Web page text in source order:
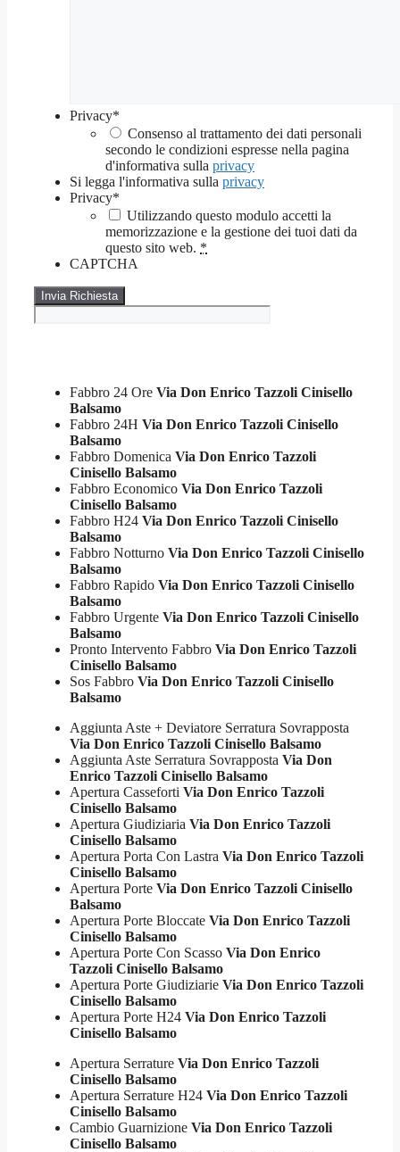
Privacy*
Consenso al trattamento dei dati personali
secondo le condizioni espresse nella pagina
d'informativa sulla privacy
Si legga l'informativa sulla privacy
Privacy*
Utilizzando questo modulo accetti la
memorizzazione e la gestione dei tuoi dati da
questo sito web. *
CAPTCHA
Fabbro 24 Ore Via Don Enrico Tazzoli Cinisello
Balsamo
Fabbro 24H Via Don Enrico Tazzoli Cinisello
Balsamo
Fabbro Domenica Via Don Enrico Tazzoli
Cinisello Balsamo
Fabbro Economico Via Don Enrico Tazzoli
Cinisello Balsamo
Fabbro H24 Via Don Enrico Tazzoli Cinisello
Balsamo
Fabbro Notturno Via Don Enrico Tazzoli Cinisello
Balsamo
Fabbro Rapido Via Don Enrico Tazzoli Cinisello
Balsamo
Fabbro Urgente Via Don Enrico Tazzoli Cinisello
Balsamo
Pronto Intervento Fabbro Via Don Enrico Tazzoli
Cinisello Balsamo
Sos Fabbro Via Don Enrico Tazzoli Cinisello
Balsamo
Aggiunta Aste + Deviatore Serratura Sovrapposta
Via Don Enrico Tazzoli Cinisello Balsamo
Aggiunta Aste Serratura Sovrapposta Via Don
Enrico Tazzoli Cinisello Balsamo
Apertura Casseforti Via Don Enrico Tazzoli
Cinisello Balsamo
Apertura Giudiziaria Via Don Enrico Tazzoli
Cinisello Balsamo
Apertura Porta Con Lastra Via Don Enrico Tazzoli
Cinisello Balsamo
Apertura Porte Via Don Enrico Tazzoli Cinisello
Balsamo
Apertura Porte Bloccate Via Don Enrico Tazzoli
Cinisello Balsamo
Apertura Porte Con Scasso Via Don Enrico
Tazzoli Cinisello Balsamo
Apertura Porte Giudiziarie Via Don Enrico Tazzoli
Cinisello Balsamo
Apertura Porte H24 Via Don Enrico Tazzoli
Cinisello Balsamo
Apertura Serrature Via Don Enrico Tazzoli
Cinisello Balsamo
Apertura Serrature H24 Via Don Enrico Tazzoli
Cinisello Balsamo
Cambio Guarnizione Via Don Enrico Tazzoli
Cinisello Balsamo